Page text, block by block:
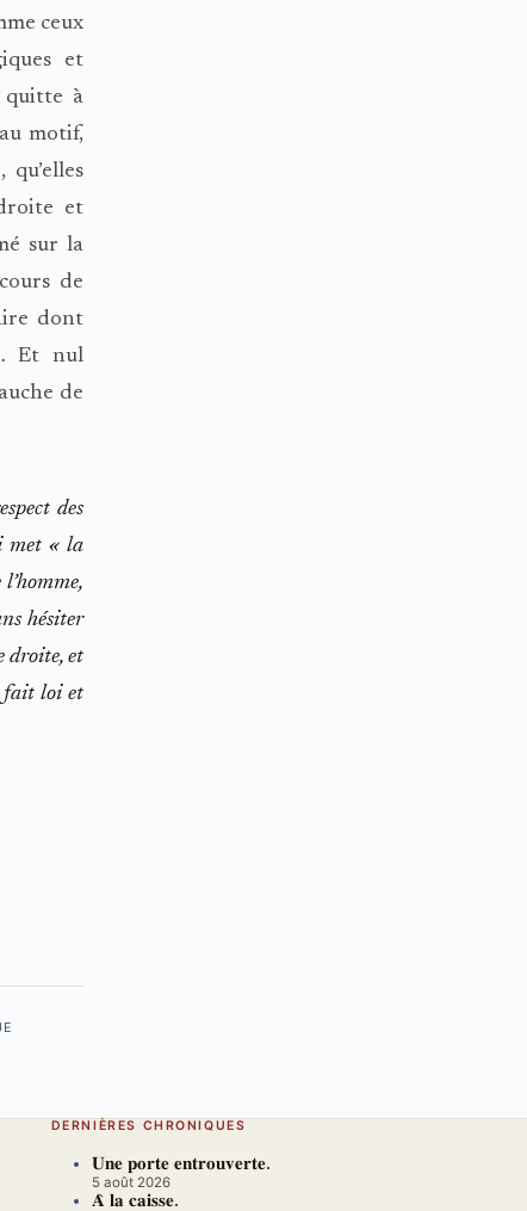
ceux
et
quitte à
motif,
et
sur la
de
dont
Et nul
de
des
met « la
hésiter
droite, et
fait loi et
DERNIÈRES CHRONIQUES
𝐔𝐧𝐞 𝐩𝐨𝐫𝐭𝐞 𝐞𝐧𝐭𝐫𝐨𝐮𝐯𝐞𝐫𝐭𝐞.
5 août 2026
𝐀̀ 𝐥𝐚 𝐜𝐚𝐢𝐬𝐬𝐞.